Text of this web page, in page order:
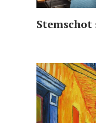
Stemschot